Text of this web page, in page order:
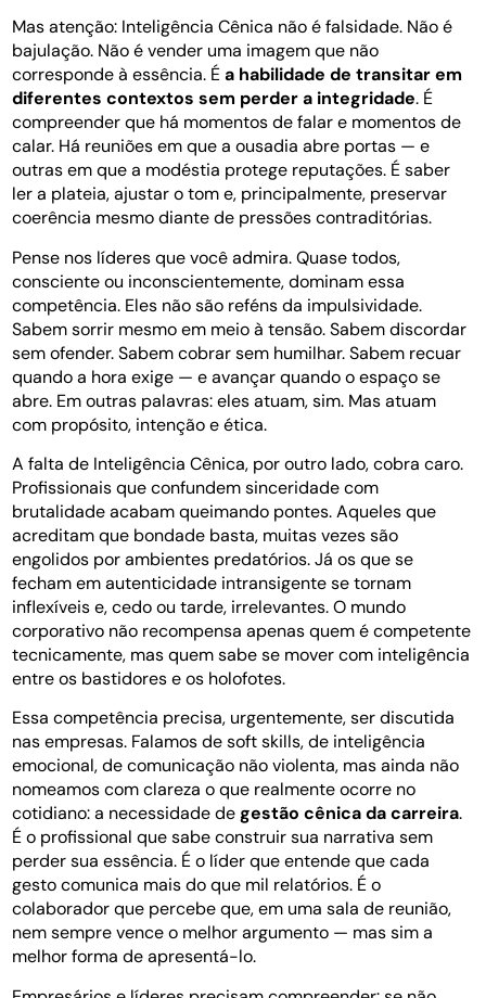
Mas atenção: Inteligência Cênica não é falsidade. Não é
bajulação. Não é vender uma imagem que não
corresponde à essência. Éa habilidade de transitar em
diferentes contextos sem perder a integridade. É
compreender que há momentos de falar e momentos de
calar. Há reuniões em que a ousadia abre portas — e
outras em que a modéstia protege reputações. É saber
ler a plateia, ajustar o tom e, principalmente, preservar
coerência mesmo diante de pressões contraditórias.
Pense nos líderes que você admira. Quase todos,
consciente ou inconscientemente, dominam essa
competência. Eles não são reféns da impulsividade.
Sabem sorrir mesmo em meio à tensão. Sabem discordar
sem ofender. Sabem cobrar sem humilhar. Sabem recuar
quando a hora exige — e avançar quando o espaço se
abre. Em outras palavras: eles atuam, sim. Mas atuam
com propósito, intenção e ética.
A falta de Inteligência Cênica, por outro lado, cobra caro.
Profissionais que confundem sinceridade com
brutalidade acabam queimando pontes. Aqueles que
acreditam que bondade basta, muitas vezes são
engolidos por ambientes predatórios. Já os que se
fecham em autenticidade intransigente se tornam
inflexíveis e, cedo ou tarde, irrelevantes. O mundo
corporativo não recompensa apenas quem é competente
tecnicamente, mas quem sabe se mover com inteligência
entre os bastidores e os holofotes.
Essa competência precisa, urgentemente, ser discutida
nas empresas. Falamos de soft skills, de inteligência
emocional, de comunicação não violenta, mas ainda não
nomeamos com clareza o que realmente ocorre no
cotidiano: a necessidade degestão cênica da carreira.
É o profissional que sabe construir sua narrativa sem
perder sua essência. É o líder que entende que cada
gesto comunica mais do que mil relatórios. É o
colaborador que percebe que, em uma sala de reunião,
nem sempre vence o melhor argumento — mas sim a
melhor forma de apresentá-lo.